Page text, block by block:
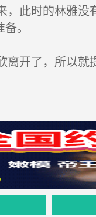
此时的林雅
。
开了，所以就